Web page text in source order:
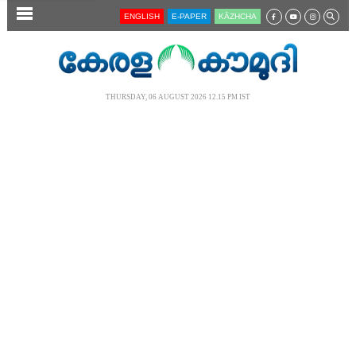
SECTIONS ENGLISH E-PAPER KĀZHCHA
THURSDAY, 06 AUGUST 2026 12.15 PM IST